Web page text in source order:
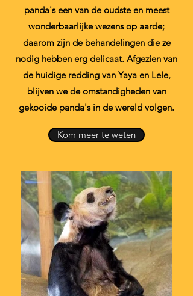
panda's een van de oudste en meest
wonderbaarlijke wezens op aarde;
daarom zijn de behandelingen die ze
nodig hebben erg delicaat. Afgezien van
de huidige redding van Yaya en Lele,
blijven we de omstandigheden van
gekooide panda's in de wereld volgen.
Kom meer te weten